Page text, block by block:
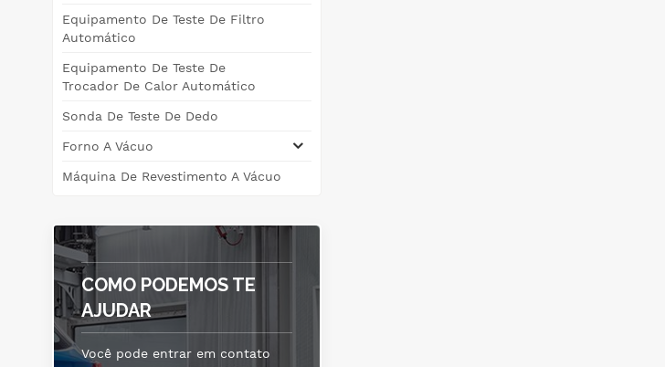
Equipamento De Teste De Filtro
Automático
Equipamento De Teste De
Trocador De Calor Automático
Sonda De Teste De Dedo
Forno A Vácuo
Máquina De Revestimento A Vácuo
COMO PODEMOS TE
AJUDAR
Você pode entrar em contato